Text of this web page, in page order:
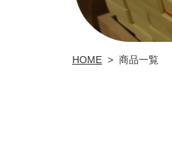
HOME > 商品一覧